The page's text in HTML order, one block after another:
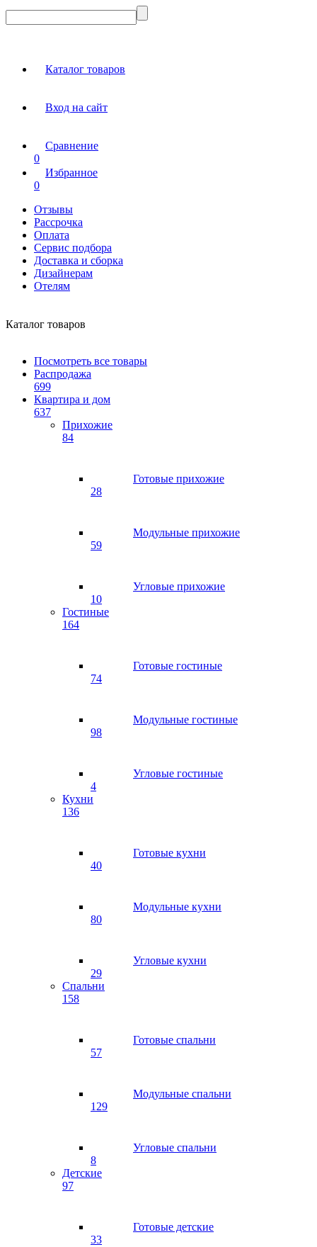
Каталог товаров
Вход на сайт
Сравнение
0
Избранное
0
Отзывы
Рассрочка
Оплата
Сервис подбора
Доставка и сборка
Дизайнерам
Отелям
Каталог товаров
Посмотреть все товары
Распродажа
699
Квартира и дом
637
Прихожие
84
Готовые прихожие
28
Модульные прихожие
59
Угловые прихожие
10
Гостиные
164
Готовые гостиные
74
Модульные гостиные
98
Угловые гостиные
4
Кухни
136
Готовые кухни
40
Модульные кухни
80
Угловые кухни
29
Спальни
158
Готовые спальни
57
Модульные спальни
129
Угловые спальни
8
Детские
97
Готовые детские
33